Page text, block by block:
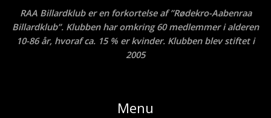
RAA Billardklub er en forkortelse af ”Rødekro-Aabenraa
Billardklub”. Klubben har omkring 60 medlemmer i alderen
10-86 år, hvoraf ca. 15 % er kvinder. Klubben blev stiftet i
2005
Menu